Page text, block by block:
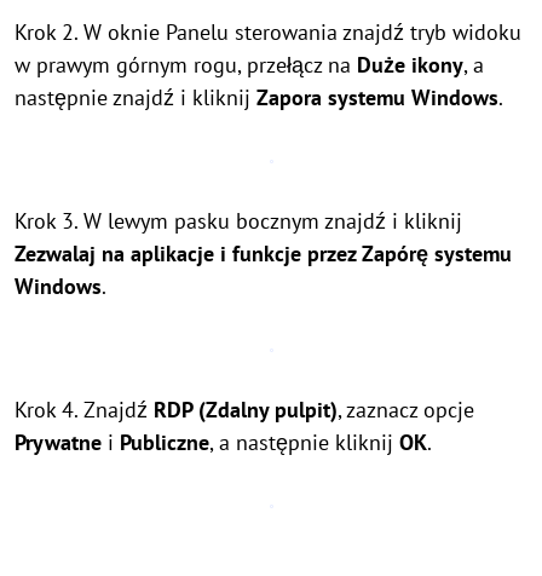
Krok 2. W oknie Panelu sterowania znajdź tryb widoku
w prawym górnym rogu, przełącz na Duże ikony, a
następnie znajdź i kliknij Zapora systemu Windows.
Krok 3. W lewym pasku bocznym znajdź i kliknij
Zezwalaj na aplikacje i funkcje przez Zapórę systemu
Windows.
Krok 4. Znajdź RDP (Zdalny pulpit), zaznacz opcje
Prywatne i Publiczne, a następnie kliknij OK.